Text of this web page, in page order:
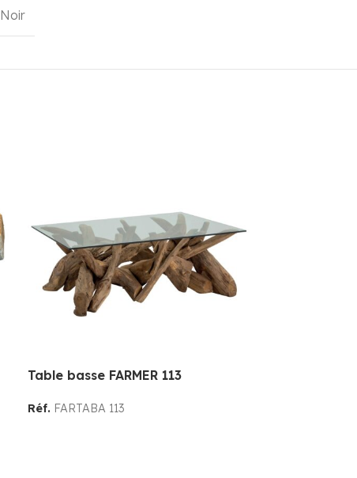
Noir
Table basse FARMER 113
Réf. FARTABA 113